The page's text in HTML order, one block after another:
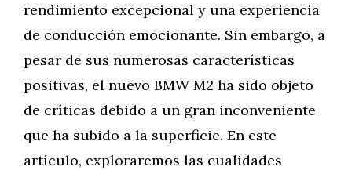
rendimiento excepcional y una experiencia
de conducción emocionante. Sin embargo, a
pesar de sus numerosas características
positivas, el nuevo BMW M2 ha sido objeto
de críticas debido a un gran inconveniente
que ha subido a la superficie. En este
artículo, exploraremos las cualidades